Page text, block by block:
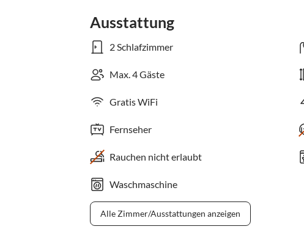
Ausstattung
2 Schlafzimmer
Max. 4 Gäste
Gratis WiFi
Fernseher
Rauchen nicht erlaubt
Waschmaschine
Alle Zimmer/Ausstattungen anzeigen